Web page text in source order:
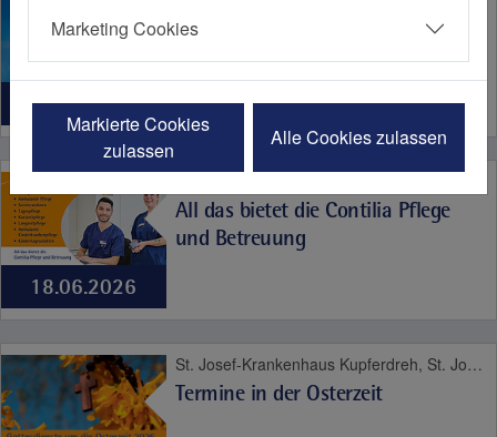
07.08.2026
Was für ein Sommer - Hitze,
18.06.2026
All das bietet die Contilia Pflege
und Betreuung
St. Josef-Krankenhaus Kupferdreh, St. Josef Quartier
Termine in der Osterzeit
Marketing Cookies
Markierte Cookies
zulassen
Alle Cookies zulassen